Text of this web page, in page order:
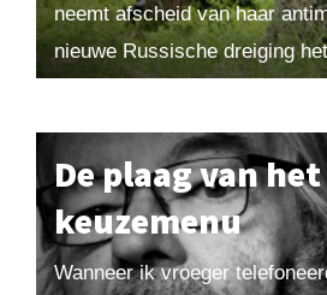
neemt afscheid van haar
nieuwe Russische dreiging
De plaag van het
keuzemenu
Wanneer ik vroeger